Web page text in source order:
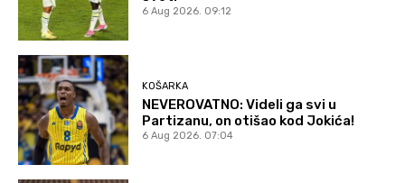
6 Aug 2026. 09:12
KOŠARKA
NEVEROVATNO: Videli ga svi u
Partizanu, on otišao kod Jokića!
6 Aug 2026. 07:04